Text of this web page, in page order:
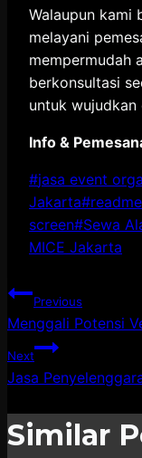
Walaupun kami
melayani
mempermudah
berkonsultasi
untuk wujudkan
Info &
Post
Tags:
#jasa event
Jakarta#
screen#Sewa
MICE Jakarta
Post
Previous
Menggali Potensi
Next
Jasa
Similar